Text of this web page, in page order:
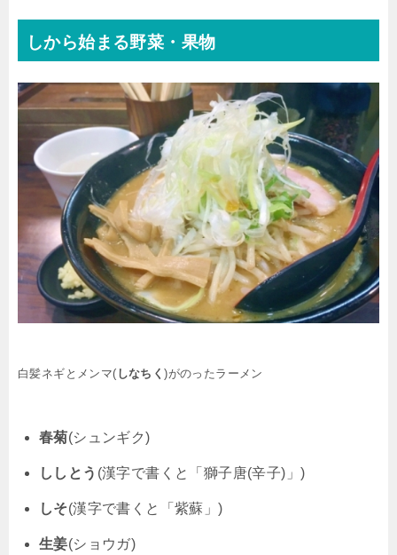
しから始まる野菜・果物
白髪ネギとメンマ( しなちく)がのったラーメン
春菊(シュンギク)
ししとう (漢字で書くと「獅子唐(辛子)」)
しそ(漢字で書くと「紫蘇」)
生姜(ショウガ)